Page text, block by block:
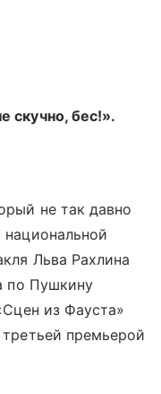
скучно, бес!».
не так давно
Льва Рахлина
по Пушкину
из Фауста»
премьерой